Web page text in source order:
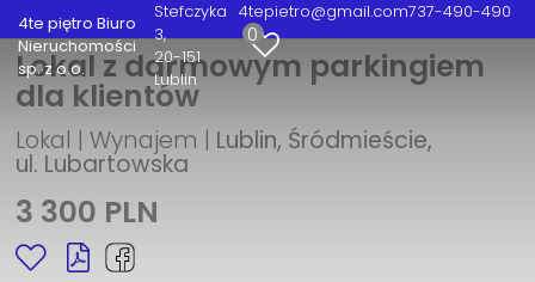
4te piętro Biuro
Nieruchomości
sp. z o.o.
Stefczyka
3
20-151
Lublin
4tepietro@gmail.com737-490-490
0
Lokal z darmowym parkingiem
dla klientów
Lokal | Wynajem | Lublin, Śródmieście,
ul. Lubartowska
3 300 PLN